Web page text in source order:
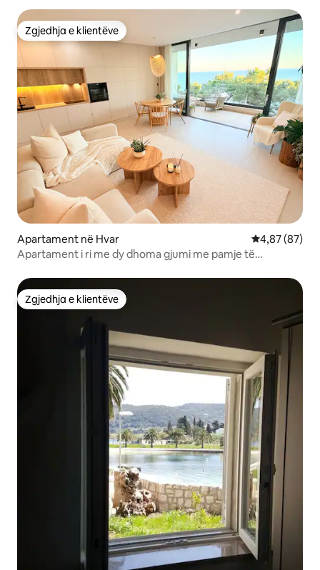
Zgjedhja e klientëve
Zgjedhja e klientëve
Apartament në Hvar Vlerësimi
4,87 (87)
Apartament i ri me dy dhoma gjumi me pamje të
Zgjedhja e klientëve
Zgjedhja e klientëve